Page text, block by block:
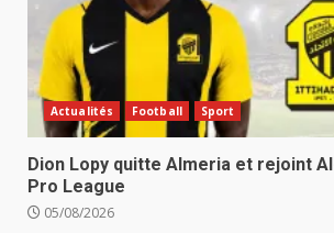
Actualités Football Sport
Dion Lopy quitte Almeria et rejoint
Pro League
05/08/2026